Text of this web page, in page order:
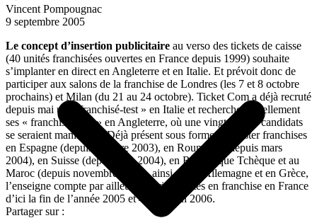
Vincent Pompougnac
9 septembre 2005
Le concept d’insertion publicitaire au verso des tickets de caisse
(40 unités franchisées ouvertes en France depuis 1999) souhaite
s’implanter en direct en Angleterre et en Italie. Et prévoit donc de
participer aux salons de la franchise de Londres (les 7 et 8 octobre
prochains) et Milan (du 21 au 24 octobre). Ticket Com a déjà recruté
depuis mai un « franchisé-test » en Italie et recherche actuellement
ses « franchisés-test » en Angleterre, où une vingtaine de candidats
se seraient manifestés. Déjà présent sous forme de master franchises
en Espagne (depuis octobre 2003), en Roumanie (depuis mars
2004), en Suisse (depuis juin 2004), en République Tchèque et au
Maroc (depuis novembre 2004), ainsi qu’en Allemagne et en Grèce,
l’enseigne compte par ailleurs ouvrir 2 unités en franchise en France
d’ici la fin de l’année 2005 et 4 autres en 2006.
Partager sur :